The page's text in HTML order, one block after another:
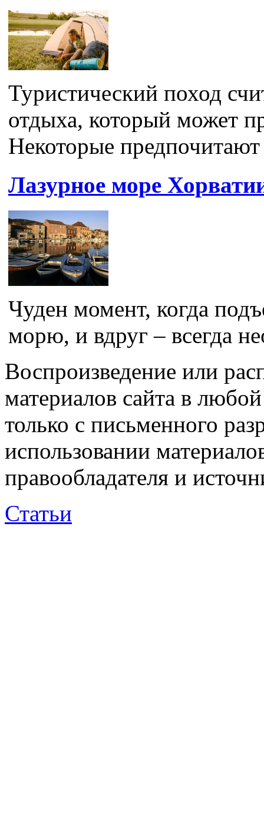
Туристический поход
отдыха, который может
Некоторые предпочитают
Лазурное море
Чуден момент, когда
морю, и вдруг – всегда
Воспроизведение или
материалов сайта в
только с письменного
использовании
правообладателя и
Статьи